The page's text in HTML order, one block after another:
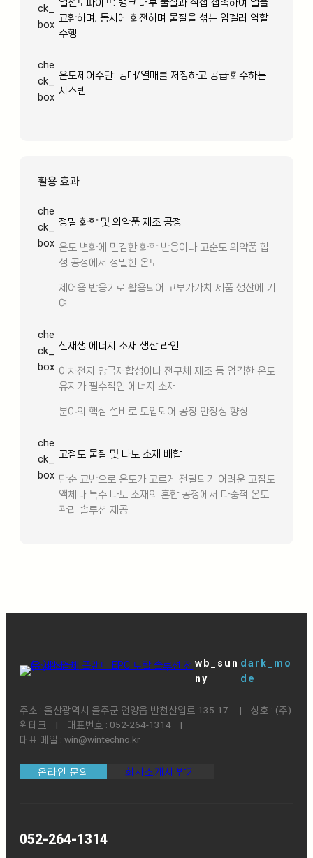
ck_
box
교환하며, 동시에 회전하며 물질을 섞는 임펠러 역할
수행
che
ck_
box
온도제어수단: 냉매/열매를 저장하고 공급·회수하는
시스템
활용 효과
che
ck_
box
정밀 화학 및 의약품 제조 공정
온도 변화에 민감한 화학 반응이나 고순도 의약품 합
성 공정에서 정밀한 온도
제어용 반응기로 활용되어 고부가가치 제품 생산에 기
여
che
ck_
box
신재생 에너지 소재 생산 라인
이차전지 양극재합성이나 전구체 제조 등 엄격한 온도
유지가 필수적인 에너지 소재
분야의 핵심 설비로 도입되어 공정 안정성 향상
che
ck_
box
고점도 물질 및 나노 소재 배합
단순 교반으로 온도가 고르게 전달되기 어려운 고점도
액체나 특수 나노 소재의 혼합 공정에서 다중적 온도
관리 솔루션 제공
wb_sun
ny
dark_mo
de
주소 : 울산광역시 울주군 언양읍 반천산업로 135-17 ㅤ|ㅤ상호 : (주)
윈테크ㅤ|ㅤ대표번호 : 052-264-1314ㅤ|
대표 메일 : win@wintechno.kr
온라인 문의 회사소개서 받기
052-264-1314